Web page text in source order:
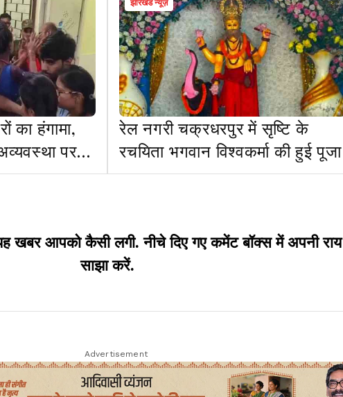
का हंगामा,
पर
झारखंड न्यूज़
रेल नगरी चक्रधरपुर में सृष्टि के
रचयिता भगवान विश्वकर्मा की हुई पूजा
खबर आपको कैसी लगी. नीचे दिए गए कमेंट बॉक्स में अपनी राय
साझा करें.
Advertisement